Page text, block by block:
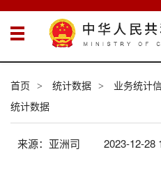
首页 > 统计数据 > 业务统计
统计数据
来源：亚洲司 2023-12-28